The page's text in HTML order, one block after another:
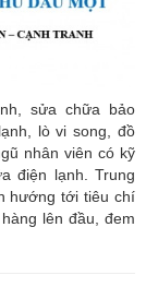
sửa chữa bảo
lò vi song, đồ
nhân viên có kỹ
điện lạnh. Trung
hướng tới tiêu chí
lên đầu, đem